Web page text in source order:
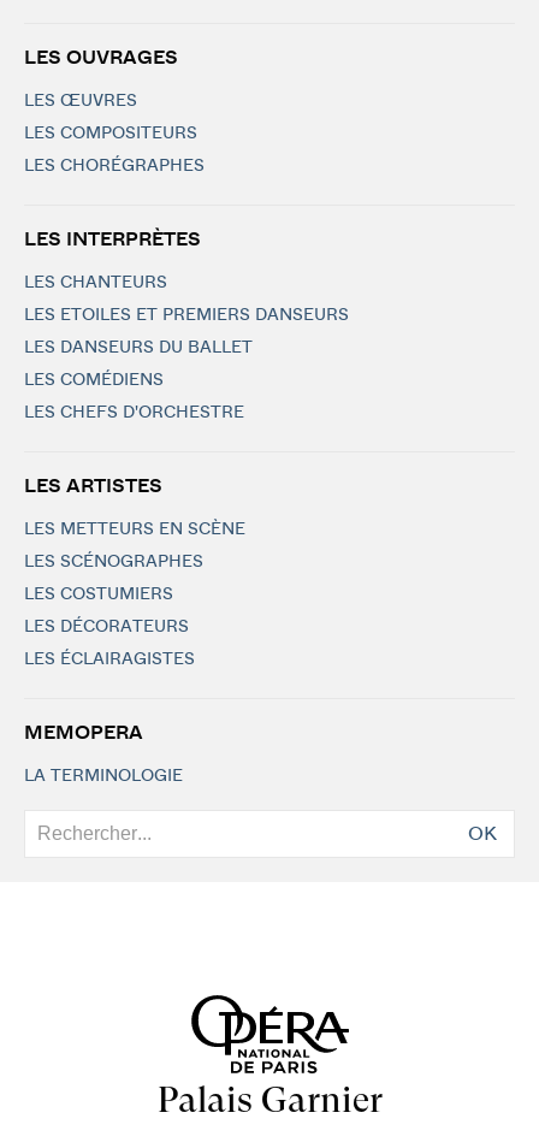
LES OUVRAGES
LES ŒUVRES
LES COMPOSITEURS
LES CHORÉGRAPHES
LES INTERPRÈTES
LES CHANTEURS
LES ETOILES ET PREMIERS DANSEURS
LES DANSEURS DU BALLET
LES COMÉDIENS
LES CHEFS D'ORCHESTRE
LES ARTISTES
LES METTEURS EN SCÈNE
LES SCÉNOGRAPHES
LES COSTUMIERS
LES DÉCORATEURS
LES ÉCLAIRAGISTES
MEMOPERA
LA TERMINOLOGIE
OK
Palais Garnier